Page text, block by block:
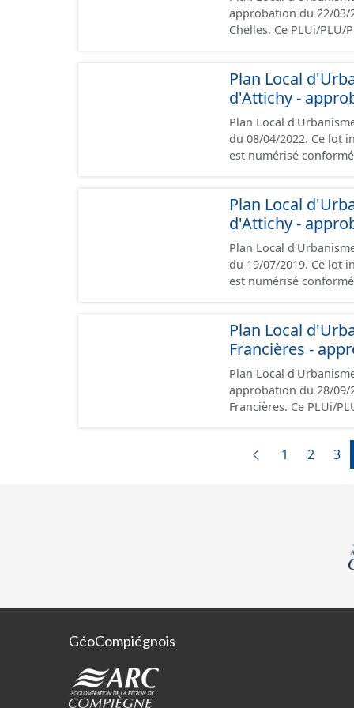
approbation du 22/03/2013. Ce lot informe du droit à bâtir sur
Chelles. Ce PLUi/
annexes, les
Malgré l'attention
les documents
Plan Local
d'Attichy -
Plan Local
du 08/04/2022. Ce lot informe du droit à bâtir sur la commune d'Attichy. Ce PLU
est numérisé
et les données géographiques. Malgré l'attention
données, il est
opposables d'un point
Plan Local
d'Attichy -
Plan Local
du 19/07/2019. Ce lot informe du droit à bâtir sur la commune d'Attichy. Ce PLU
est numérisé
et les données géographiques. Malgré l'attention
données, il est
opposables d'un point
Plan Local
Francières -
Plan Local
approbation du 28/09/2017. Ce lot informe du droit à bâtir sur
Francières. Ce PLUi/
présentation, le
annexes, les
Malgré l'attention
1 2 3
GéoCompiégnois